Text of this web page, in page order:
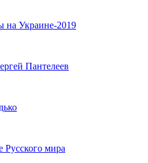
на Украине-2019
Пантелеев
Русского мира